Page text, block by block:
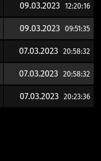
09.03.2023 12:20:16
09.03.2023 09:51:35
07.03.2023 20:58:32
07.03.2023 20:58:32
07.03.2023 20:23:36